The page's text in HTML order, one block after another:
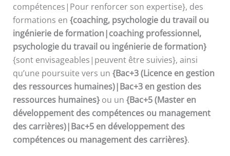
compétences|Pour renforcer son expertise}, des
formations en {coaching, psychologie du travail ou
ingénierie de formation|coaching professionnel,
psychologie du travail ou ingénierie de formation}
{sont envisageables|peuvent être suivies}, ainsi
qu’une poursuite vers un {Bac+3 (Licence en gestion
des ressources humaines)|Bac+3 en gestion des
ressources humaines}ou un {Bac+5 (Master en
développement des compétences ou management
des carrières)|Bac+5 en développement des
compétences ou management des carrières}.